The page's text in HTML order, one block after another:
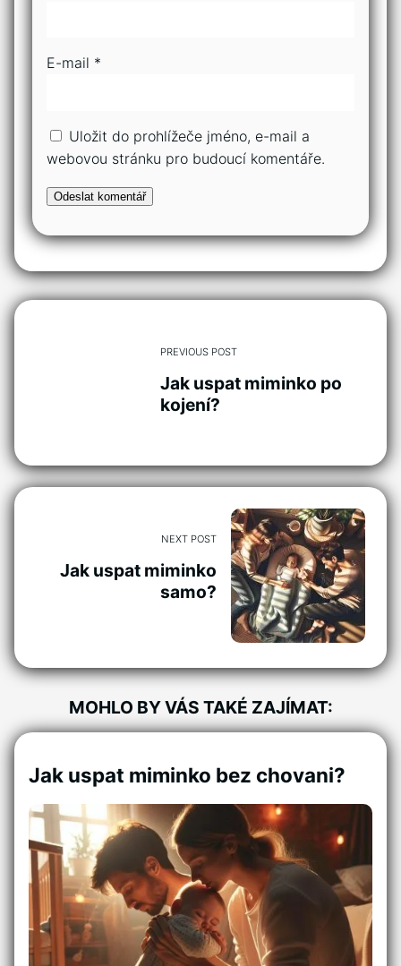
E-mail *
Uložit do prohlížeče jméno, e-mail a
webovou stránku pro budoucí komentáře.
PREVIOUS POST
Jak uspat miminko po
kojení?
NEXT POST
Jak uspat miminko
samo?
MOHLO BY VÁS TAKÉ ZAJÍMAT:
Jak uspat miminko bez chovani?